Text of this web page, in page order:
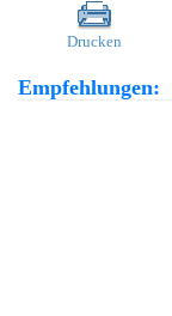
Drucken
Empfehlungen: